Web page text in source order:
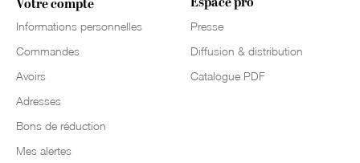
Votre compte
Informations personnelles
Commandes
Avoirs
Adresses
Bons de réduction
Mes alertes
Presse
Diffusion & distribution
Catalogue PDF